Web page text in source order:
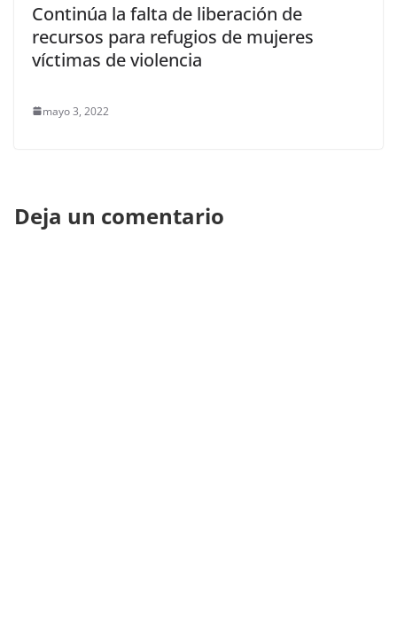
Continúa la falta de liberación de
recursos para refugios de mujeres
víctimas de violencia
mayo 3, 2022
Deja un comentario